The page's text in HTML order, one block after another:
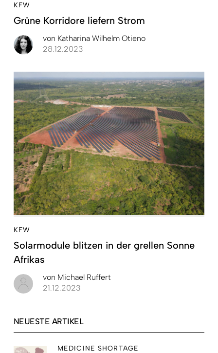
KFW
Grüne Korridore liefern Strom
von Katharina Wilhelm Otieno
28.12.2023
KFW
Solarmodule blitzen in der grellen Sonne
Afrikas
von Michael Ruffert
21.12.2023
NEUESTE ARTIKEL
MEDICINE SHORTAGE